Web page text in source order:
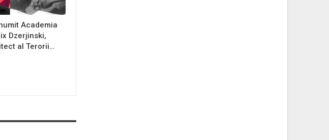
Academia
Dzerjinski,
al Terorii…